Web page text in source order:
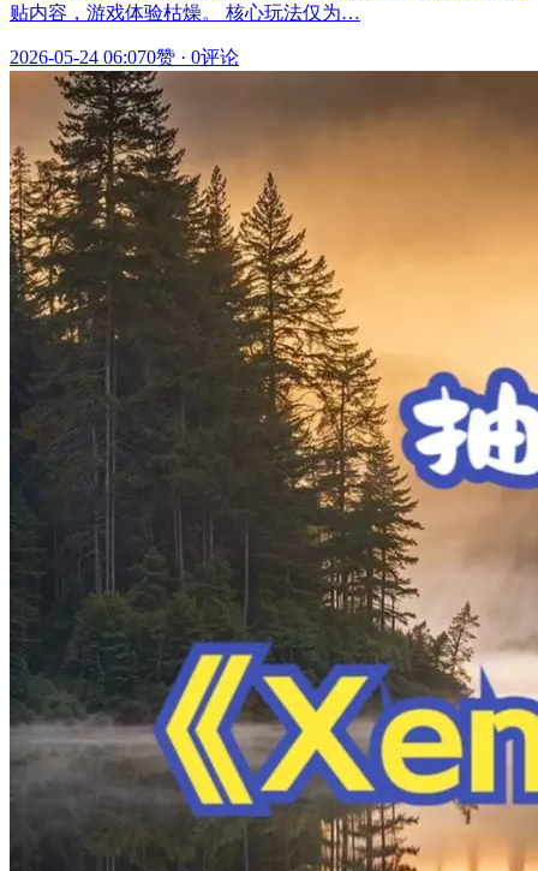
贴内容，游戏体验枯燥。 核心玩法仅为…
2026-05-24 06:070赞 · 0评论